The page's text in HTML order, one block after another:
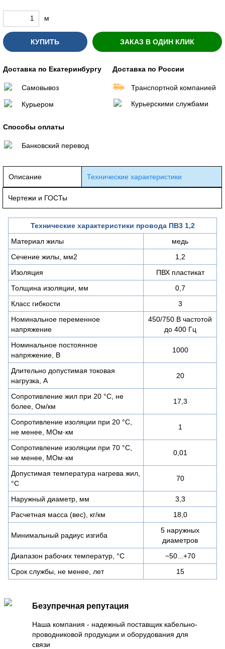
м
КУПИТЬ ЗАКАЗ В ОДИН КЛИК
Доставка по Екатеринбургу
Самовывоз
Курьером
Доставка по России
Транспортной компанией
Курьерскими службами
Способы оплаты
Банковский перевод
Описание Технические характеристики
Чертежи и ГОСТы
Технические характеристики провода ПВ3 1,2
Материал жилы
медь
Сечение жилы, мм2
1,2
Изоляция
ПВХ пластикат
Толщина изоляции, мм
0,7
Класс гибкости
3
Номинальное переменное
напряжение
450/750 В частотой
до 400 Гц
Номинальное постоянное
напряжение, В
1000
Длительно допустимая токовая
нагрузка, А
20
Сопротивление жил при 20 °С, не
более, Ом/км
17,3
Сопротивление изоляции при 20 °С,
не менее, МОм·км
1
Сопротивление изоляции при 70 °С,
не менее, МОм·км
0,01
Допустимая температура нагрева жил,
°C
70
Наружный диаметр, мм
3,3
Расчетная масса (вес), кг/км
18,0
Минимальный радиус изгиба
5 наружных
диаметров
Диапазон рабочих температур, °C
−50...+70
Срок службы, не менее, лет
15
Безупречная репутация
Наша компания - надежный поставщик кабельно-
проводниковой продукции и оборудования для
связи